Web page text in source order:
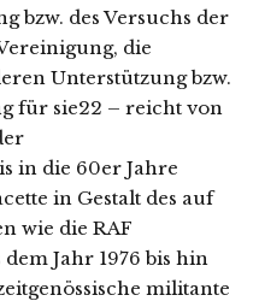
bzw. des Versuchs der
die
Unterstützung bzw.
für sie22 – reicht von
in die 60er Jahre
in Gestalt des auf
wie die RAF
Jahr 1976 bis hin
militante